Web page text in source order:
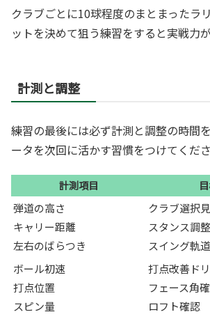
クラブごとに10球程度のまとまったラ
ットを決めて狙う練習をすると実戦力が
計測と調整
練習の最後には必ず計測と調整の時間
ータを次回に活かす習慣をつけてくださ
計測項目
弾道の高さ
キャリー距離
左右のばらつき
クラブ選択
スタンス調整
スイング軌
ボール初速
打点位置
スピン量
打点改善ド
フェース角
ロフト確認